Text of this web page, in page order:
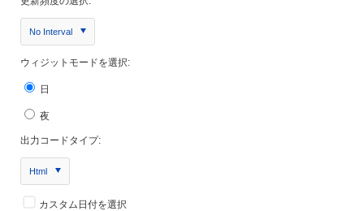
No Interval
ウィジットモードを選択:
日
夜
出力コードタイプ:
Html
カスタム日付を選択